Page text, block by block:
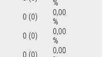
%
0 (0)
0,00
%
0 (0)
0,00
%
0 (0)
0,00